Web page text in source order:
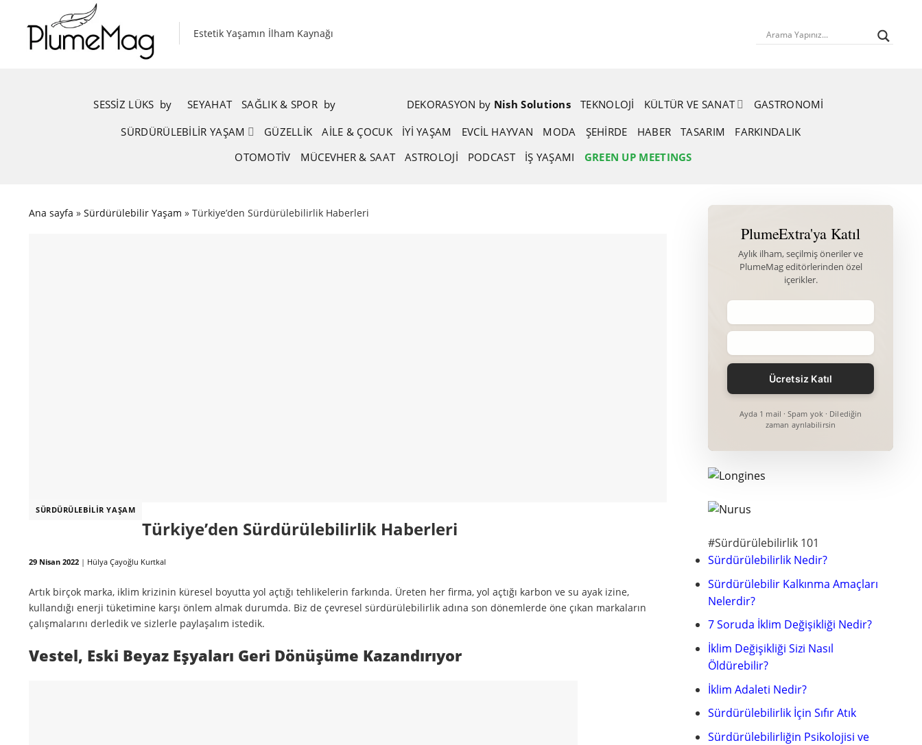
content
Estetik Yaşamın İlham Kaynağı
SESSIZ LÜKS by SEYAHAT SAĞLIK & SPOR by DEKORASYON by Nish Solutions TEKNOLOJI KÜLTÜR VE SANAT
GASTRONOMI
SÜRDÜRÜLEBILIR YAŞAM
GÜZELLIK AİLE & ÇOCUK İYİ YAŞAM EVCIL HAYVAN MODA ŞEHIRDE HABER TASARIM
FARKINDALIK
OTOMOTIV
MÜCEVHER & SAAT ASTROLOJI PODCAST İŞ YAŞAMI GREEN UP MEETINGS
Ana sayfa » Sürdürülebilir Yaşam » Türkiye’den Sürdürülebilirlik Haberleri
SÜRDÜRÜLEBILIR YAŞAM
Türkiye’den Sürdürülebilirlik Haberleri
29 Nisan 2022 | Hülya Çayoğlu Kurtkal
Artık birçok marka, iklim krizinin küresel boyutta yol açtığı tehlikelerin farkında. Üreten her firma, yol açtığı karbon ve su ayak izine,
kullandığı enerji tüketimine karşı önlem almak durumda. Biz de çevresel sürdürülebilirlik adına son dönemlerde öne çıkan markaların
çalışmalarını derledik ve sizlerle paylaşalım istedik.
Vestel, Eski Beyaz Eşyaları Geri Dönüşüme Kazandırıyor
PlumeExtra'ya Katıl
Aylık ilham, seçilmiş öneriler ve
PlumeMag editörlerinden özel
içerikler.
Ayda 1 mail · Spam yok · Dilediğin
zaman ayrılabilirsin
#Sürdürülebilirlik 101
Sürdürülebilirlik Nedir?
Sürdürülebilir Kalkınma Amaçları
Nelerdir?
7 Soruda İklim Değişikliği Nedir?
İklim Değişikliği Sizi Nasıl
Öldürebilir?
İklim Adaleti Nedir?
Sürdürülebilirlik İçin Sıfır Atık
Sürdürülebilirliğin Psikolojisi ve